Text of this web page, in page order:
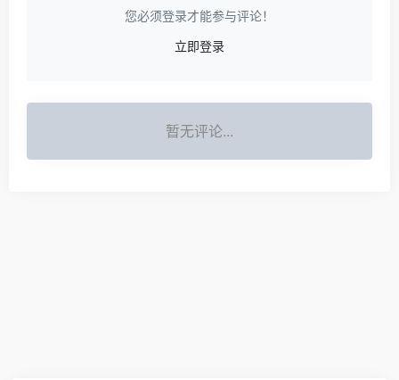
您必须登录才能参与评论！
立即登录
暂无评论...